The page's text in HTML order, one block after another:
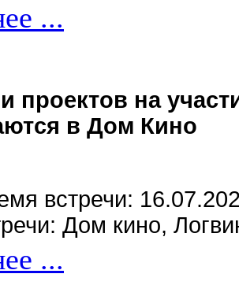
...
проектов на
в Дом Кино
встречи:
Дом кино,
...